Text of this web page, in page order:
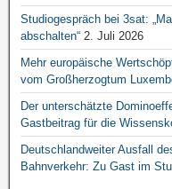
Studiogespräch bei 3sat:
abschalten“ 2. Juli 2026
Mehr europäische
vom Großherzogtum
Der unterschätzte
Gastbeitrag für die
Deutschlandweiter Ausfall
Bahnverkehr: Zu Gast im